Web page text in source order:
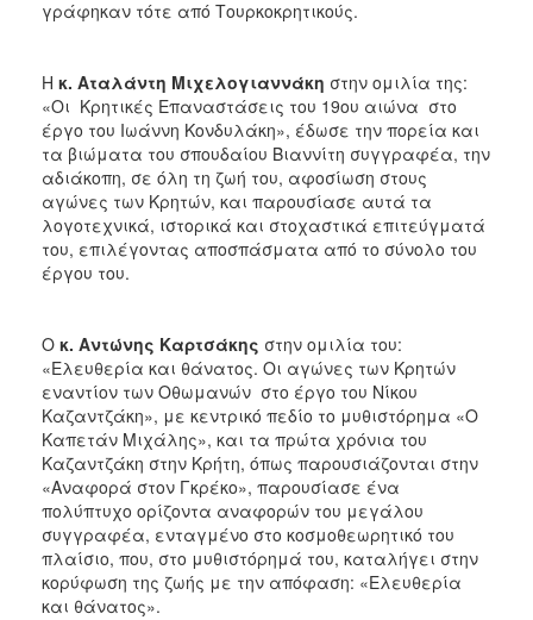
γράφηκαν τότε από Τουρκοκρητικούς.
Η κ. Αταλάντη Μιχελογιαννάκη στην ομιλία της:
«Οι Κρητικές Επαναστάσεις του 19ου αιώνα στο
έργο του Ιωάννη Κονδυλάκη», έδωσε την πορεία και
τα βιώματα του σπουδαίου Βιαννίτη συγγραφέα, την
αδιάκοπη, σε όλη τη ζωή του, αφοσίωση στους
αγώνες των Κρητών, και παρουσίασε αυτά τα
λογοτεχνικά, ιστορικά και στοχαστικά επιτεύγματά
του, επιλέγοντας αποσπάσματα από το σύνολο του
έργου του.
Ο κ. Αντώνης Καρτσάκης στην ομιλία του:
«Ελευθερία και θάνατος. Οι αγώνες των Κρητών
εναντίον των Οθωμανών στο έργο του Νίκου
Καζαντζάκη», με κεντρικό πεδίο το μυθιστόρημα «Ο
Καπετάν Μιχάλης», και τα πρώτα χρόνια του
Καζαντζάκη στην Κρήτη, όπως παρουσιάζονται στην
«Αναφορά στον Γκρέκο», παρουσίασε ένα
πολύπτυχο ορίζοντα αναφορών του μεγάλου
συγγραφέα, ενταγμένο στο κοσμοθεωρητικό του
πλαίσιο, που, στο μυθιστόρημά του, καταλήγει στην
κορύφωση της ζωής με την απόφαση: «Ελευθερία
και θάνατος».